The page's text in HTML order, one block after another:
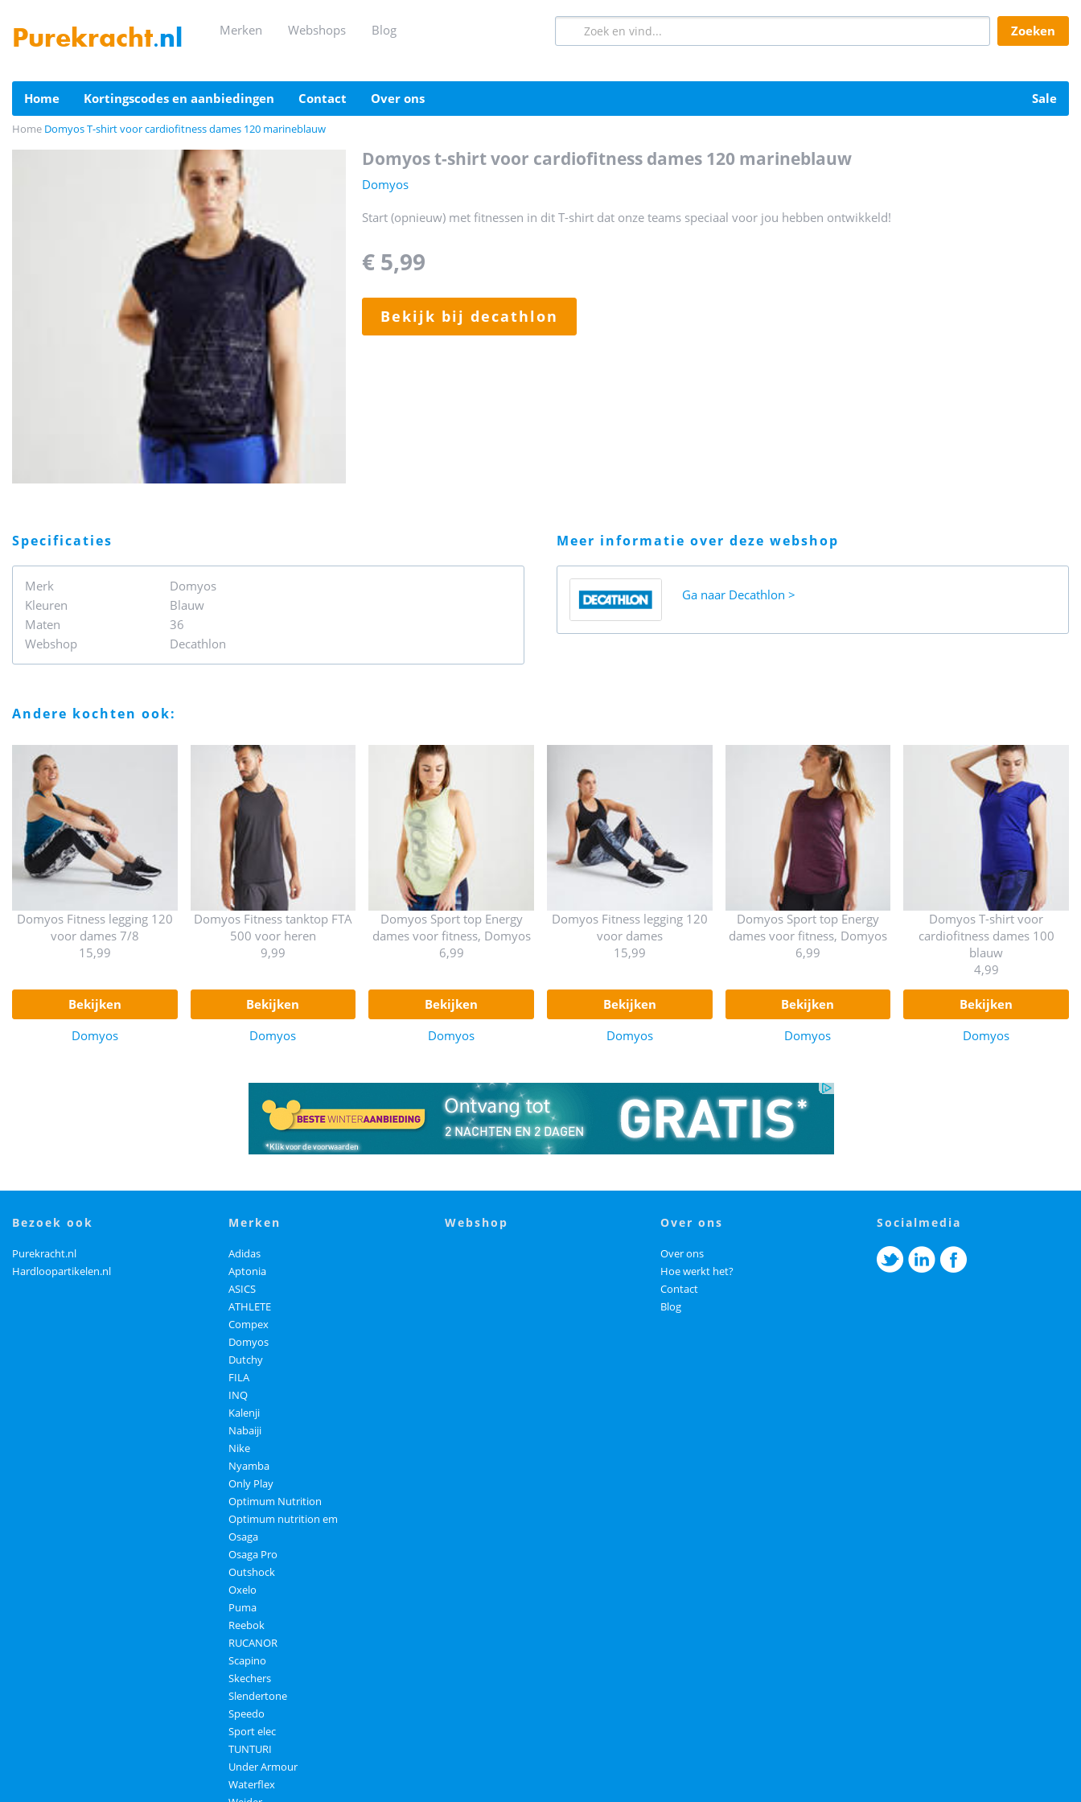
Purekracht.nl merken webshops blog zoeken
home kortingscodes en aanbiedingen contact over ons sale
Home Domyos T-shirt voor cardiofitness dames 120 marineblauw
domyos t-shirt voor cardiofitness dames 120 marineblauw
Domyos
Start (opnieuw) met fitnessen in dit T-shirt dat onze teams speciaal voor jou hebben ontwikkeld!
€ 5,99
bekijk bij decathlon
specificaties
Merk
Domyos
Kleuren
Blauw
Maten
36
Webshop
Decathlon
meer informatie over deze webshop
Ga naar Decathlon
andere kochten ook:
Domyos Fitness legging 120
voor dames 7/8
15,99
bekijken
Domyos
Domyos Fitness tanktop FTA
500 voor heren
9,99
bekijken
Domyos
Domyos Sport top Energy
dames voor fitness, Domyos
6,99
bekijken
Domyos
Domyos Fitness legging 120
voor dames
15,99
bekijken
Domyos
Domyos Sport top Energy
dames voor fitness, Domyos
6,99
bekijken
Domyos
Domyos T-shirt voor
cardiofitness dames 100
blauw
4,99
bekijken
Domyos
bezoek ook
Purekracht.nl
Hardloopartikelen.nl
merken
Adidas
Aptonia
ASICS
ATHLETE
Compex
Domyos
Dutchy
FILA
INQ
Kalenji
Nabaiji
Nike
Nyamba
Only Play
Optimum Nutrition
Optimum nutrition em
Osaga
Osaga Pro
Outshock
Oxelo
Puma
Reebok
RUCANOR
Scapino
Skechers
Slendertone
Speedo
Sport elec
TUNTURI
Under Armour
Waterflex
webshop over ons
Over ons
Hoe werkt het?
Contact
Blog
socialmedia